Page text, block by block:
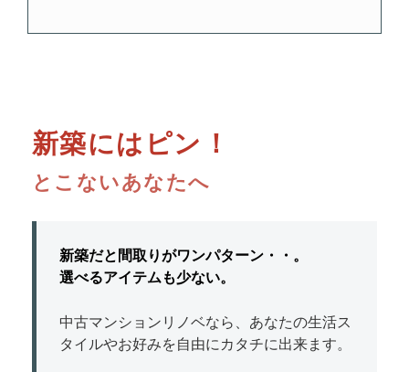
新築にはピン！
とこないあなたへ
新築だと間取りがワンパターン・・。
選べるアイテムも少ない。
中古マンションリノベなら、あなたの生活ス
タイルやお好みを自由にカタチに出来ます。